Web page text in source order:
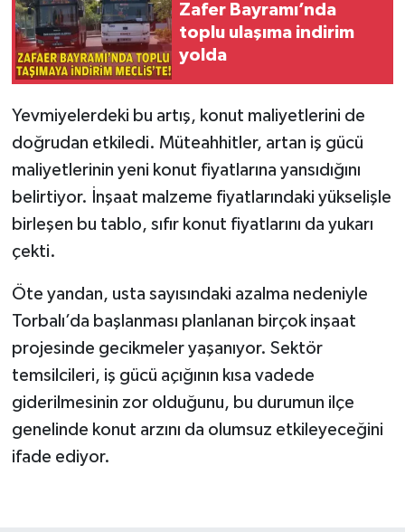
Zafer Bayramı’nda
toplu ulaşıma indirim
yolda
Yevmiyelerdeki bu artış, konut maliyetlerini de
doğrudan etkiledi. Müteahhitler, artan iş gücü
maliyetlerinin yeni konut fiyatlarına yansıdığını
belirtiyor. İnşaat malzeme fiyatlarındaki yükselişle
birleşen bu tablo, sıfır konut fiyatlarını da yukarı
çekti.
Öte yandan, usta sayısındaki azalma nedeniyle
Torbalı’da başlanması planlanan birçok inşaat
projesinde gecikmeler yaşanıyor. Sektör
temsilcileri, iş gücü açığının kısa vadede
giderilmesinin zor olduğunu, bu durumun ilçe
genelinde konut arzını da olumsuz etkileyeceğini
ifade ediyor.